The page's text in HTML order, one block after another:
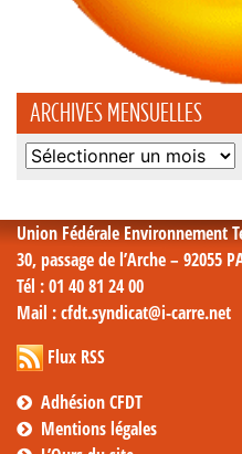
ARCHIVES MENSUELLES
Archives
Union Fédérale Environnement
30, passage de l’Arche – 92055
Tél : 01 40 81 24 00
Mail : cfdt.syndicat@i-carre.net
Flux RSS
Adhésion CFDT
Mentions légales